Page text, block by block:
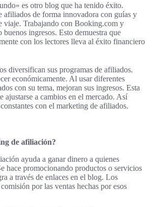
es otro blog que ha tenido éxito.
afiliados de forma innovadora con guías y
viaje. Trabajando con Booking.com y
ingresos. Esto demuestra que
con los lectores lleva al éxito financiero
diversifican sus programas de afiliados.
económicamente. Al usar diferentes
con su tema, mejoran sus ingresos. Esta
ajustarse a cambios en el mercado. Así
con el marketing de afiliados.
de afiliación?
ayuda a ganar dinero a quienes
hace promocionando productos o servicios
a través de enlaces en el blog. Los
por las ventas hechas por esos